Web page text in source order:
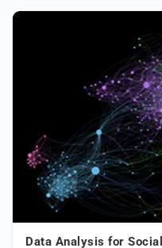
Data Analysis for